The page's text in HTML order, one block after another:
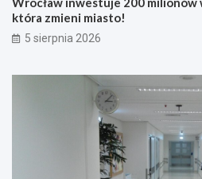
która zmieni miasto!
5 sierpnia 2026